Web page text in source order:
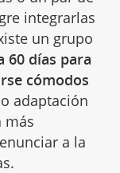
integrarlas
un grupo
60 días para
cómodos
adaptación
más
a la